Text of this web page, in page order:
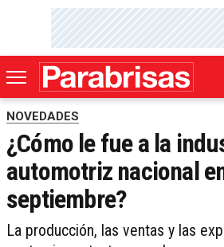
NOVEDADES
¿Cómo le fue a la
automotriz nacional
septiembre?
La producción, las ventas y las